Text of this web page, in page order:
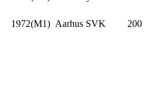
1972(M1) Aarhus SVK 200